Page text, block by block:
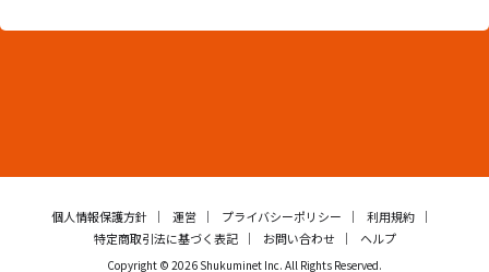
個人情報保護方針 運営 プライバシーポリシー
利用規約
特定商取引法に基づく表記
お問い合わせ ヘルプ
Copyright © 2026 Shukuminet Inc. All Rights Reserved.